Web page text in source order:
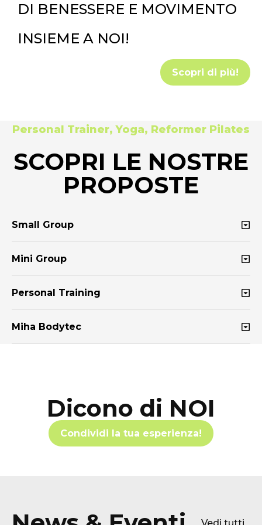
DI BENESSERE E MOVIMENTO
INSIEME A NOI!
Scopri di più!
Personal Trainer, Yoga, Reformer Pilates
SCOPRI LE NOSTRE
PROPOSTE
Small Group
Mini Group
Personal Training
Miha Bodytec
Dicono di NOI
Condividi la tua esperienza!
Vedi tutti